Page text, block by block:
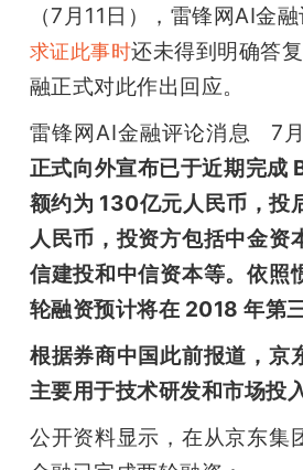
开
课
活
动
中
心
（7月11日），雷锋网AI金
求证此事时还未得到明确答
融正式对此作出回应。
雷锋网AI金融评论消息   7
正式向外宣布已于近期完成
额约为 130亿元人民币，投
人民币，投资方包括中金资
信建投和中信资本等。依照
轮融资预计将在 2018 年第
根据券商中国此前报道，京
主要用于技术研发和市场投
公开资料显示，在从京东集